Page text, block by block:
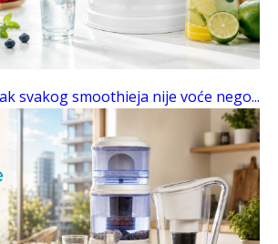
svakog smoothieja nije voće nego...